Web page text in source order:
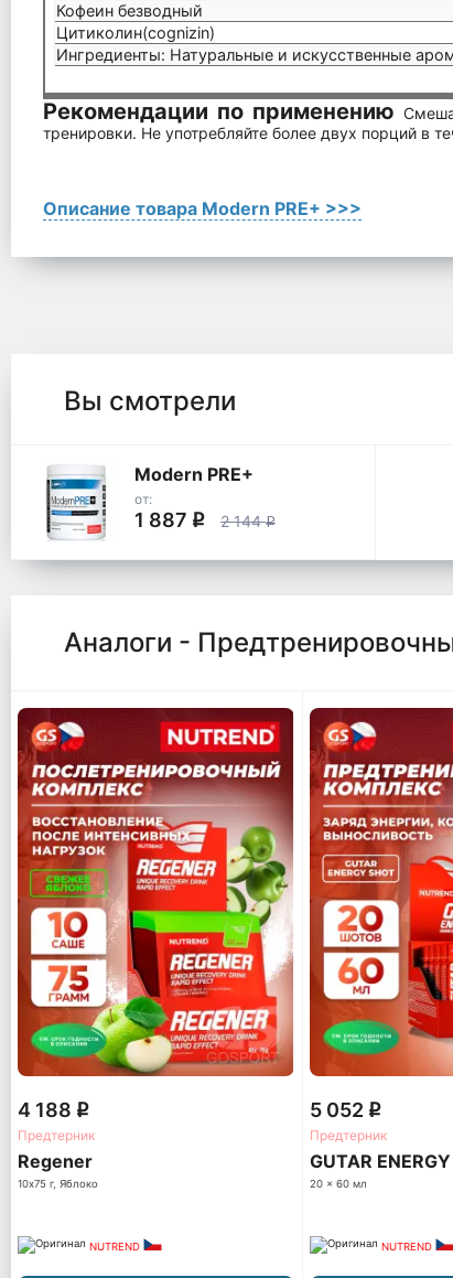
Кофеин безводный
Цитиколин(cognizin)
Ингредиенты: Натуральные и искусственные
Рекомендации по применению
тренировки. Не употребляйте более двух порций в
Описание товара Modern PRE+ >>>
Вы смотрели
Modern PRE+
от:
1 887 q 2 144q
Аналоги -
4 188 q
Предтерник
Regener
10х75 г, Яблоко
NUTREND
5 052 q
Предтерник
GUTAR
20 x 60 мл
NUTREND